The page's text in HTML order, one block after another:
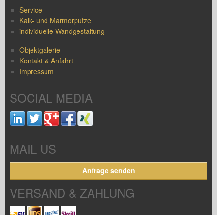
Service
Kalk- und Marmorputze
individuelle Wandgestaltung
Objektgalerie
Kontakt & Anfahrt
Impressum
SOCIAL MEDIA
MAIL US
Anfrage senden
VERSAND & ZAHLUNG